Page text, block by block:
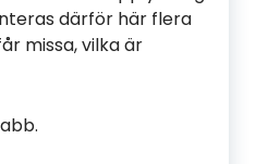
därför här flera
missa, vilka är